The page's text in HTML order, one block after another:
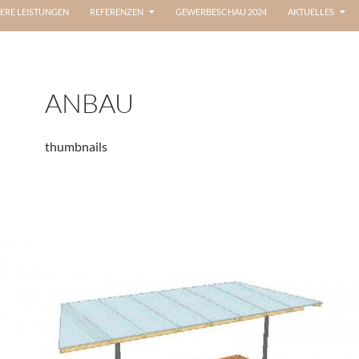
LEISTUNGEN REFERENZEN GEWERBESCHAU 2024 AKTUELLES
ANBAU
thumbnails